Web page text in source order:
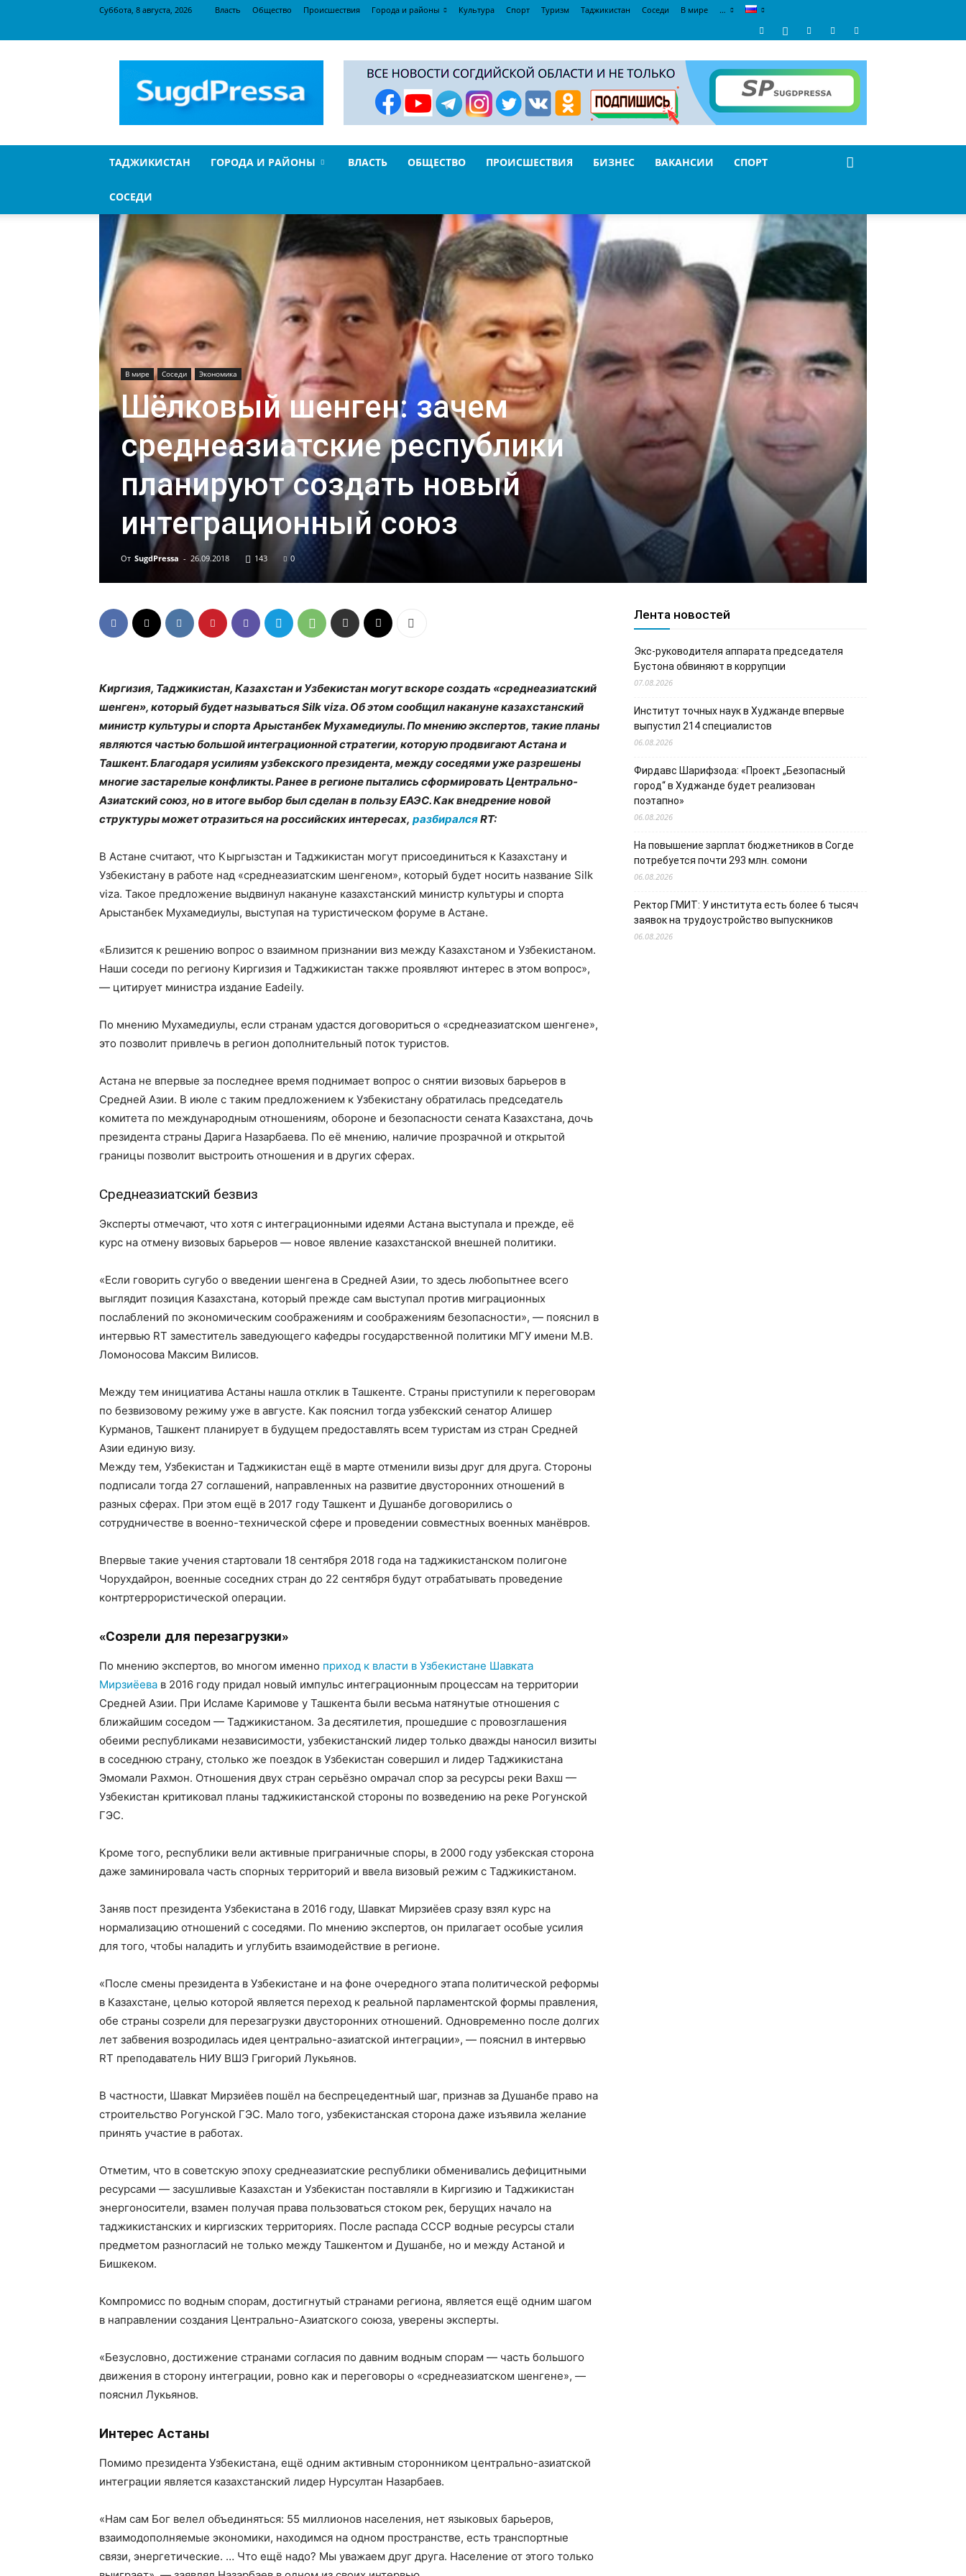
Суббота, 8 августа, 2026 Власть Общество Происшествия Города и районы Культура Спорт Туризм Таджикистан Соседи В мире …
ТАДЖИКИСТАН ГОРОДА И РАЙОНЫ ВЛАСТЬ ОБЩЕСТВО ПРОИСШЕСТВИЯ БИЗНЕС ВАКАНСИИ СПОРТ
СОСЕДИ
В мире Соседи Экономика
Шёлковый шенген: зачем
среднеазиатские республики
планируют создать новый
интеграционный союз
От SugdPressa - 26.09.2018 143 0
Киргизия, Таджикистан, Казахстан и Узбекистан могут вскоре создать «среднеазиатский
шенген», который будет называться Silk viza. Об этом сообщил накануне казахстанский
министр культуры и спорта Арыстанбек Мухамедиулы. По мнению экспертов, такие планы
являются частью большой интеграционной стратегии, которую продвигают Астана и
Ташкент. Благодаря усилиям узбекского президента, между соседями уже разрешены
многие застарелые конфликты. Ранее в регионе пытались сформировать Центрально-
Азиатский союз, но в итоге выбор был сделан в пользу ЕАЭС. Как внедрение новой
структуры может отразиться на российских интересах, разбиралсяRT:
В Астане считают, что Кыргызстан и Таджикистан могут присоединиться к Казахстану и
Узбекистану в работе над «среднеазиатским шенгеном», который будет носить название Silk
viza. Такое предложение выдвинул накануне казахстанский министр культуры и спорта
Арыстанбек Мухамедиулы, выступая на туристическом форуме в Астане.
«Близится к решению вопрос о взаимном признании виз между Казахстаном и Узбекистаном.
Наши соседи по региону Киргизия и Таджикистан также проявляют интерес в этом вопрос»,
— цитирует министра издание Eadeily.
По мнению Мухамедиулы, если странам удастся договориться о «среднеазиатском шенгене»,
это позволит привлечь в регион дополнительный поток туристов.
Астана не впервые за последнее время поднимает вопрос о снятии визовых барьеров в
Средней Азии. В июле с таким предложением к Узбекистану обратилась председатель
комитета по международным отношениям, обороне и безопасности сената Казахстана, дочь
президента страны Дарига Назарбаева. По её мнению, наличие прозрачной и открытой
границы позволит выстроить отношения и в других сферах.
Среднеазиатский безвиз
Эксперты отмечают, что хотя с интеграционными идеями Астана выступала и прежде, её
курс на отмену визовых барьеров — новое явление казахстанской внешней политики.
«Если говорить сугубо о введении шенгена в Средней Азии, то здесь любопытнее всего
выглядит позиция Казахстана, который прежде сам выступал против миграционных
послаблений по экономическим соображениям и соображениям безопасности», — пояснил в
интервью RT заместитель заведующего кафедры государственной политики МГУ имени М.В.
Ломоносова Максим Вилисов.
Между тем инициатива Астаны нашла отклик в Ташкенте. Страны приступили к переговорам
по безвизовому режиму уже в августе. Как пояснил тогда узбекский сенатор Алишер
Курманов, Ташкент планирует в будущем предоставлять всем туристам из стран Средней
Азии единую визу.
Между тем, Узбекистан и Таджикистан ещё в марте отменили визы друг для друга. Стороны
подписали тогда 27 соглашений, направленных на развитие двусторонних отношений в
разных сферах. При этом ещё в 2017 году Ташкент и Душанбе договорились о
сотрудничестве в военно-технической сфере и проведении совместных военных манёвров.
Впервые такие учения стартовали 18 сентября 2018 года на таджикистанском полигоне
Чорухдайрон, военные соседних стран до 22 сентября будут отрабатывать проведение
контртеррористической операции.
«Созрели для перезагрузки»
По мнению экспертов, во многом именно приход к власти в Узбекистане Шавката
Мирзиёева в 2016 году придал новый импульс интеграционным процессам на территории
Средней Азии. При Исламе Каримове у Ташкента были весьма натянутые отношения с
ближайшим соседом — Таджикистаном. За десятилетия, прошедшие с провозглашения
обеими республиками независимости, узбекистанский лидер только дважды наносил визиты
в соседнюю страну, столько же поездок в Узбекистан совершил и лидер Таджикистана
Эмомали Рахмон. Отношения двух стран серьёзно омрачал спор за ресурсы реки Вахш —
Узбекистан критиковал планы таджикистанской стороны по возведению на реке Рогунской
ГЭС.
Кроме того, республики вели активные приграничные споры, в 2000 году узбекская сторона
даже заминировала часть спорных территорий и ввела визовый режим с Таджикистаном.
Заняв пост президента Узбекистана в 2016 году, Шавкат Мирзиёев сразу взял курс на
нормализацию отношений с соседями. По мнению экспертов, он прилагает особые усилия
для того, чтобы наладить и углубить взаимодействие в регионе.
«После смены президента в Узбекистане и на фоне очередного этапа политической реформы
в Казахстане, целью которой является переход к реальной парламентской формы правления,
обе страны созрели для перезагрузки двусторонних отношений. Одновременно после долгих
лет забвения возродилась идея центрально-азиатской интеграции», — пояснил в интервью
RT преподаватель НИУ ВШЭ Григорий Лукьянов.
В частности, Шавкат Мирзиёев пошёл на беспрецедентный шаг, признав за Душанбе право на
строительство Рогунской ГЭС. Мало того, узбекистанская сторона даже изъявила желание
принять участие в работах.
Отметим, что в советскую эпоху среднеазиатские республики обменивались дефицитными
ресурсами — засушливые Казахстан и Узбекистан поставляли в Киргизию и Таджикистан
энергоносители, взамен получая права пользоваться стоком рек, берущих начало на
таджикистанских и киргизских территориях. После распада СССР водные ресурсы стали
предметом разногласий не только между Ташкентом и Душанбе, но и между Астаной и
Бишкеком.
Компромисс по водным спорам, достигнутый странами региона, является ещё одним шагом
в направлении создания Центрально-Азиатского союза, уверены эксперты.
«Безусловно, достижение странами согласия по давним водным спорам — часть большого
движения в сторону интеграции, ровно как и переговоры о «среднеазиатском шенгене», —
пояснил Лукьянов.
Интерес Астаны
Помимо президента Узбекистана, ещё одним активным сторонником центрально-азиатской
интеграции является казахстанский лидер Нурсултан Назарбаев.
«Нам сам Бог велел объединяться: 55 миллионов населения, нет языковых барьеров,
взаимодополняемые экономики, находимся на одном пространстве, есть транспортные
связи, энергетические. … Что ещё надо? Мы уважаем друг друга. Население от этого только
Лента новостей
Экс-руководителя аппарата председателя
Бустона обвиняют в коррупции
07.08.2026
Институт точных наук в Худжанде впервые
выпустил 214 специалистов
06.08.2026
Фирдавс Шарифзода: «Проект „Безопасный
город“ в Худжанде будет реализован
поэтапно»
06.08.2026
На повышение зарплат бюджетников в Согде
потребуется почти 293 млн. сомони
06.08.2026
Ректор ГМИТ: У института есть более 6 тысяч
заявок на трудоустройство выпускников
06.08.2026